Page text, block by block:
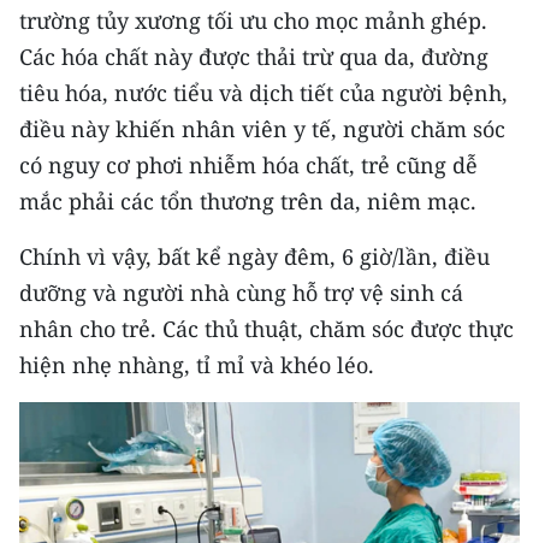
trường tủy xương tối ưu cho mọc mảnh ghép.
Các hóa chất này được thải trừ qua da, đường
tiêu hóa, nước tiểu và dịch tiết của người bệnh,
điều này khiến nhân viên y tế, người chăm sóc
có nguy cơ phơi nhiễm hóa chất, trẻ cũng dễ
mắc phải các tổn thương trên da, niêm mạc.
Chính vì vậy, bất kể ngày đêm, 6 giờ/lần, điều
dưỡng và người nhà cùng hỗ trợ vệ sinh cá
nhân cho trẻ. Các thủ thuật, chăm sóc được thực
hiện nhẹ nhàng, tỉ mỉ và khéo léo.